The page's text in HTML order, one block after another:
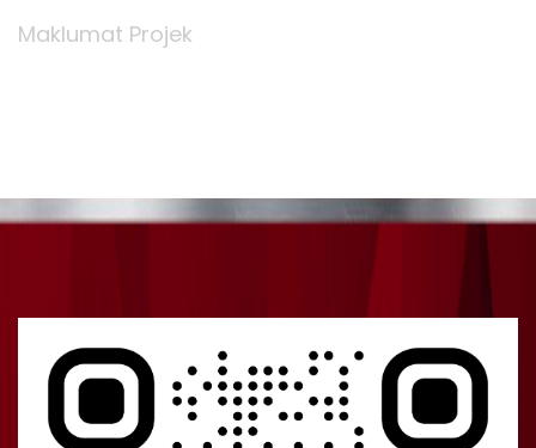
Maklumat Projek